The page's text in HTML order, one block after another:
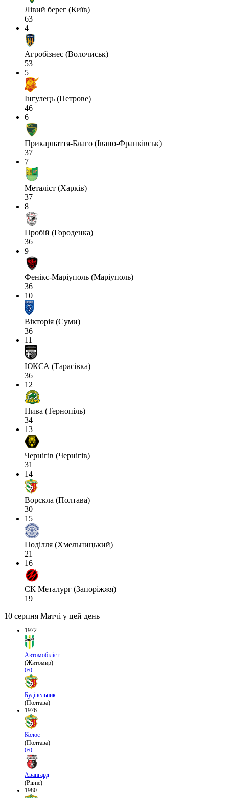
Лівий берег (Київ)
63
4
Агробізнес (Волочиськ)
53
5
Інгулець (Петрове)
46
6
Прикарпаття-Благо (Івано-Франківськ)
37
7
Металіст (Харків)
37
8
Пробій (Городенка)
36
9
Фенікс-Маріуполь (Маріуполь)
36
10
Вікторія (Суми)
36
11
ЮКСА (Тарасівка)
36
12
Нива (Тернопіль)
34
13
Чернігів (Чернігів)
31
14
Ворскла (Полтава)
30
15
Поділля (Хмельницький)
21
16
СК Металург (Запоріжжя)
19
10 серпня Матчі у цей день
1972
Автомобіліст
(Житомир)
0:0
Будівельник
(Полтава)
1976
Колос
(Полтава)
0:0
Авангард
(Рівне)
1980